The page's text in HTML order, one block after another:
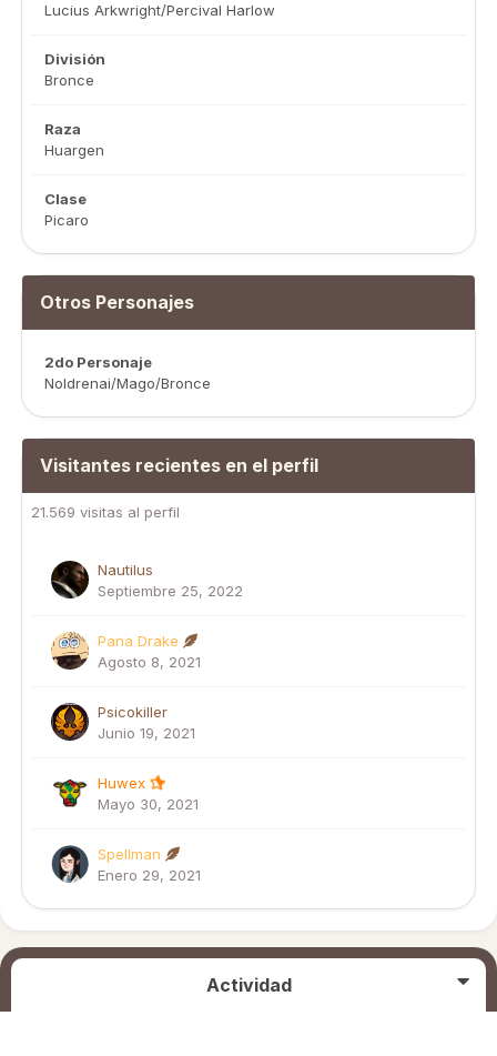
Lucius Arkwright/Percival Harlow
División
Bronce
Raza
Huargen
Clase
Picaro
Otros Personajes
2do Personaje
Noldrenai/Mago/Bronce
Visitantes recientes en el perfil
21.569 visitas al perfil
Nautilus
Septiembre 25, 2022
Pana Drake
Agosto 8, 2021
Psicokiller
Junio 19, 2021
Huwex
Mayo 30, 2021
Spellman
Enero 29, 2021
Actividad